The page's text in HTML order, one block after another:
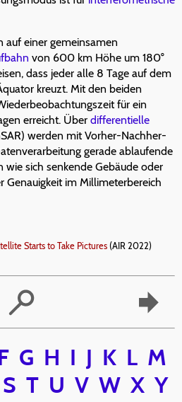
auf einer gemeinsamen
von 600 km Höhe um 180°
dass jeder alle 8 Tage auf dem
kreuzt. Mit den beiden
für ein
erreicht. Über differentielle
werden mit Vorher-Nachher-
gerade ablaufende
sich senkende Gebäude oder
Genauigkeit im Millimeterbereich
Starts to Take Pictures (AIR 2022)
G H I J K L M
S T U V W X Y